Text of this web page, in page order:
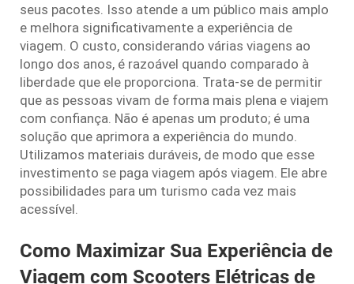
seus pacotes. Isso atende a um público mais amplo
e melhora significativamente a experiência de
viagem. O custo, considerando várias viagens ao
longo dos anos, é razoável quando comparado à
liberdade que ele proporciona. Trata-se de permitir
que as pessoas vivam de forma mais plena e viajem
com confiança. Não é apenas um produto; é uma
solução que aprimora a experiência do mundo.
Utilizamos materiais duráveis, de modo que esse
investimento se paga viagem após viagem. Ele abre
possibilidades para um turismo cada vez mais
acessível.
Como Maximizar Sua Experiência de
Viagem com Scooters Elétricas de